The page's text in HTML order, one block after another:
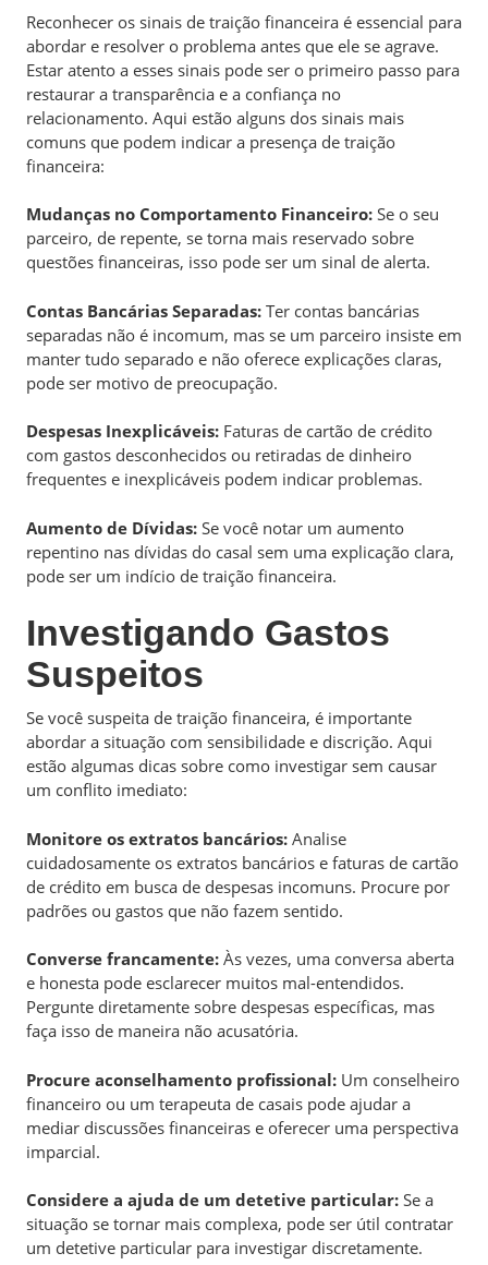
Reconhecer os sinais de traição financeira é essencial para
abordar e resolver o problema antes que ele se agrave.
Estar atento a esses sinais pode ser o primeiro passo para
restaurar a transparência e a confiança no
relacionamento. Aqui estão alguns dos sinais mais
comuns que podem indicar a presença de traição
financeira:
Mudanças no Comportamento Financeiro: Se o seu
parceiro, de repente, se torna mais reservado sobre
questões financeiras, isso pode ser um sinal de alerta.
Contas Bancárias Separadas: Ter contas bancárias
separadas não é incomum, mas se um parceiro insiste em
manter tudo separado e não oferece explicações claras,
pode ser motivo de preocupação.
Despesas Inexplicáveis: Faturas de cartão de crédito
com gastos desconhecidos ou retiradas de dinheiro
frequentes e inexplicáveis podem indicar problemas.
Aumento de Dívidas: Se você notar um aumento
repentino nas dívidas do casal sem uma explicação clara,
pode ser um indício de traição financeira.
Investigando Gastos
Suspeitos
Se você suspeita de traição financeira, é importante
abordar a situação com sensibilidade e discrição. Aqui
estão algumas dicas sobre como investigar sem causar
um conflito imediato:
Monitore os extratos bancários: Analise
cuidadosamente os extratos bancários e faturas de cartão
de crédito em busca de despesas incomuns. Procure por
padrões ou gastos que não fazem sentido.
Converse francamente: Às vezes, uma conversa aberta
e honesta pode esclarecer muitos mal-entendidos.
Pergunte diretamente sobre despesas específicas, mas
faça isso de maneira não acusatória.
Procure aconselhamento profissional: Um conselheiro
financeiro ou um terapeuta de casais pode ajudar a
mediar discussões financeiras e oferecer uma perspectiva
imparcial.
Considere a ajuda de um detetive particular: Se a
situação se tornar mais complexa, pode ser útil contratar
um detetive particular para investigar discretamente.